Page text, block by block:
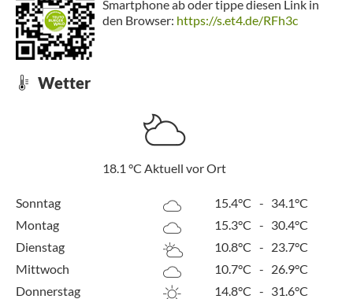
Smartphone ab oder tippe diesen Link in
den Browser: https://s.et4.de/RFh3c
Wetter
18.1 °C Aktuell vor Ort
Sonntag 15.4°C - 34.1°C
Montag
15.3°C - 30.4°C
Dienstag
10.8°C - 23.7°C
Mittwoch
10.7°C - 26.9°C
Donnerstag
14.8°C - 31.6°C